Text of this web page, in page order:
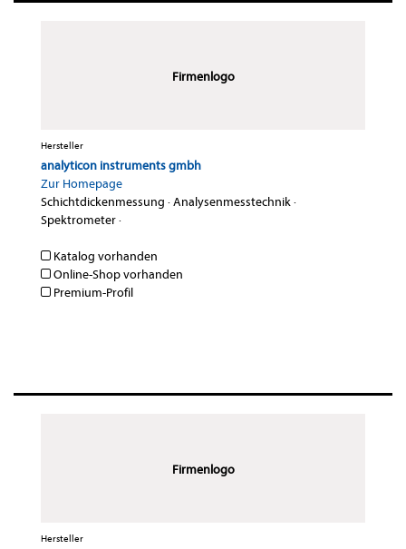
Firmenlogo
Hersteller
analyticon instruments gmbh
Zur Homepage
Schichtdickenmessung ·Analysenmesstechnik·
Spektrometer·
Katalog vorhanden
Online-Shop vorhanden
Premium-Profil
Firmenlogo
Hersteller